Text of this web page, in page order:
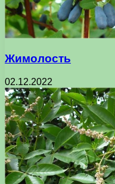
Жимолость
02.12.2022